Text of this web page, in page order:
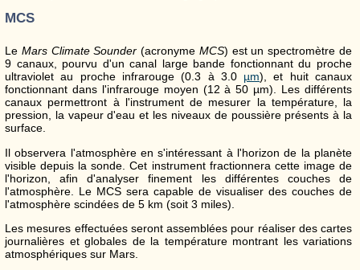
MCS
Le Mars Climate Sounder (acronyme MCS) est un spectromètre de
9 canaux, pourvu d'un canal large bande fonctionnant du proche
ultraviolet au proche infrarouge (0.3 à 3.0 µm), et huit canaux
fonctionnant dans l'infrarouge moyen (12 à 50 µm). Les différents
canaux permettront à l'instrument de mesurer la température, la
pression, la vapeur d'eau et les niveaux de poussière présents à la
surface.
Il observera l'atmosphère en s'intéressant à l'horizon de la planète
visible depuis la sonde. Cet instrument fractionnera cette image de
l'horizon, afin d'analyser finement les différentes couches de
l'atmosphère. Le MCS sera capable de visualiser des couches de
l'atmosphère scindées de 5 km (soit 3 miles).
Les mesures effectuées seront assemblées pour réaliser des cartes
journalières et globales de la température montrant les variations
atmosphériques sur Mars.